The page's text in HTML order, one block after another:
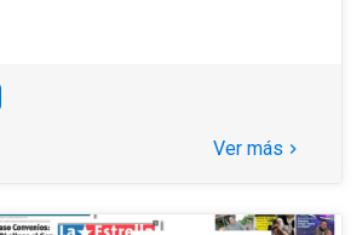
Ver más keyboard_arrow_right